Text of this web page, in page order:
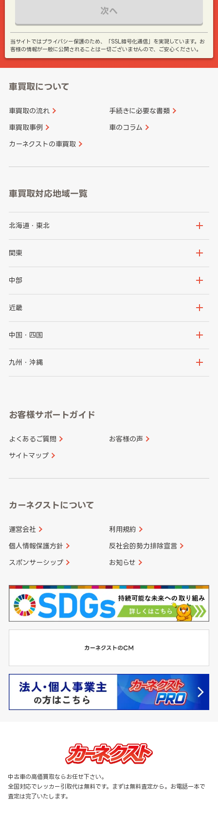
次へ
当サイトではプライバシー保護のため、「SSL暗号化通信」を実現しています。お
客様の情報が一般に公開されることは一切ございませんので、ご安心ください。
車買取について
車買取の流れ 手続きに必要な書類
車買取事例 車のコラム
カーネクストの車買取
車買取対応地域一覧
北海道・東北
北海道
岩手県
秋田県
関東
茨城県
群馬県
千葉県
中部
新潟県
石川県
山梨県
愛知県
近畿
大阪府
京都府
和歌山県
中国・四国
鳥取県
山口県
香川県 愛媛県
九州・沖縄
長崎県
大分県 宮崎県
お客様サポートガイド
よくあるご質問 お客様の声
サイトマップ
カーネクストについて
運営会社 利用規約
個人情報保護方針 反社会的勢力排除宣言
スポンサーシップ お知らせ
中古車の高価買取ならお任せ下さい。
全国対応でレッカー引取代は無料です。まずは無料査定から。お電話一本で
査定は完了いたします。